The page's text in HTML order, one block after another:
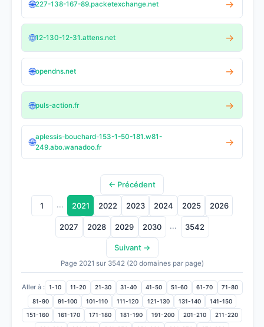
🌐227-138-167-89.packetexchange.net →
🌐12-130-12-31.attens.net →
🌐opendns.net →
🌐puls-action.fr →
🌐aplessis-bouchard-153-1-50-181.w81-
249.abo.wanadoo.fr
→
← Précédent
1 ... 2021 2022 2023 2024 2025 2026
2027 2028 2029 2030 ... 3542
Suivant →
Page 2021 sur 3542 (20 domaines par page)
Aller à : 1-10 11-20 21-30 31-40 41-50 51-60 61-70 71-80
81-90 91-100 101-110 111-120 121-130 131-140 141-150
151-160 161-170 171-180 181-190 191-200 201-210 211-220